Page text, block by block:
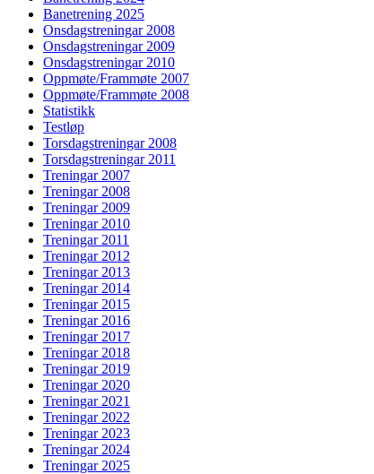
Banetrening 2025
Onsdagstreningar 2008
Onsdagstreningar 2009
Onsdagstreningar 2010
Oppmøte/Frammøte 2007
Oppmøte/Frammøte 2008
Statistikk
Testløp
Torsdagstreningar 2008
Torsdagstreningar 2011
Treningar 2007
Treningar 2008
Treningar 2009
Treningar 2010
Treningar 2011
Treningar 2012
Treningar 2013
Treningar 2014
Treningar 2015
Treningar 2016
Treningar 2017
Treningar 2018
Treningar 2019
Treningar 2020
Treningar 2021
Treningar 2022
Treningar 2023
Treningar 2024
Treningar 2025